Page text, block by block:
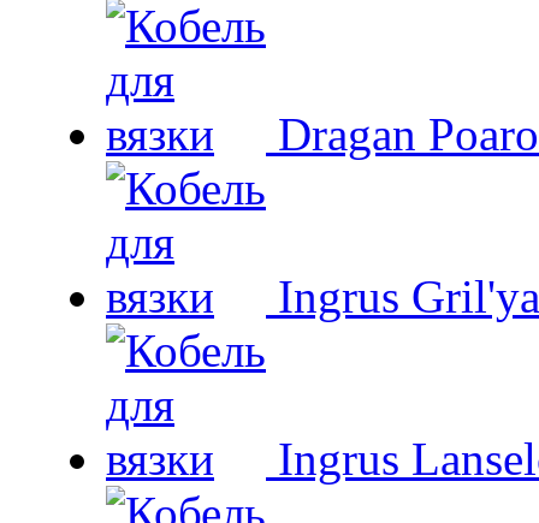
Dragan
Ingrus
Ingrus